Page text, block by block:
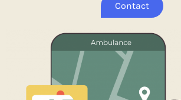
Contact